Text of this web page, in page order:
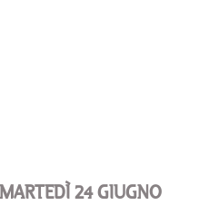
24 GIUGNO